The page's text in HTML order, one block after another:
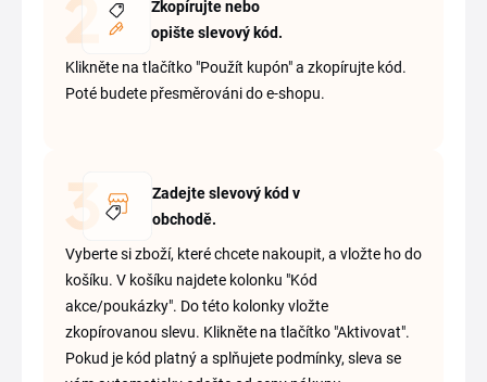
Zkopírujte nebo
opište slevový kód.
Klikněte na tlačítko "Použít kupón" a zkopírujte kód.
Poté budete přesměrováni do e-shopu.
Zadejte slevový kód v
obchodě.
Vyberte si zboží, které chcete nakoupit, a vložte ho do
košíku. V košíku najdete kolonku "Kód
akce/poukázky". Do této kolonky vložte
zkopírovanou slevu. Klikněte na tlačítko "Aktivovat".
Pokud je kód platný a splňujete podmínky, sleva se